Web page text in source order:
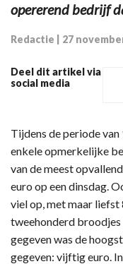
opererend bedrijf
Redactie 27
Deel dit artikel via
social media
Tijdens de periode
enkele opmerkelijke
van de meest
euro op een dinsdag.
viel op, met maar
tweehonderd
gegeven was de
gegeven: vijftig euro.